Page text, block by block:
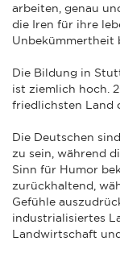
arbeiten, genau
die Iren für ihre
Unbekümmertheit
Die Bildung in
ist ziemlich hoch.
friedlichsten Land
Die Deutschen
zu sein, während
Sinn für Humor
zurückhaltend,
Gefühle
industrialisiertes
Landwirtschaft